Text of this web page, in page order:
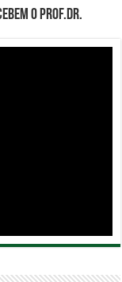
o Prof.Dr.